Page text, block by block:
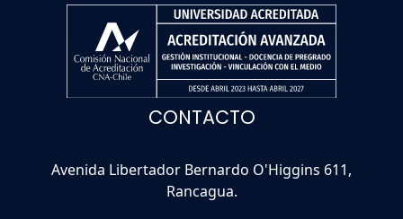
CONTACTO
Avenida Libertador Bernardo O'Higgins 611,
Rancagua.